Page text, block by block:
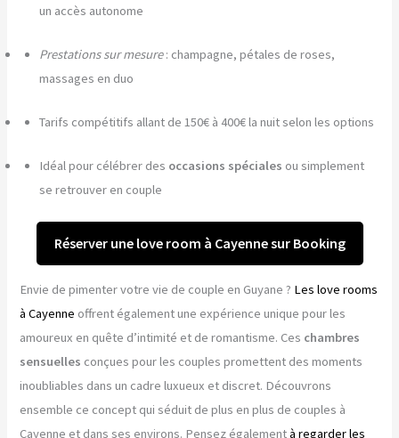
un accès autonome
Prestations sur mesure: champagne, pétales de roses,
massages en duo
Tarifs compétitifs allant de 150€ à 400€ la nuit selon les options
Idéal pour célébrer des occasions spéciales ou simplement
se retrouver en couple
Réserver une love room à Cayenne sur Booking
Envie de pimenter votre vie de couple en Guyane ? Les love rooms
à Cayenne offrent également une expérience unique pour les
amoureux en quête d’intimité et de romantisme. Ces chambres
sensuelles conçues pour les couples promettent des moments
inoubliables dans un cadre luxueux et discret. Découvrons
ensemble ce concept qui séduit de plus en plus de couples à
Cayenne et dans ses environs. Pensez égalementà regarder les